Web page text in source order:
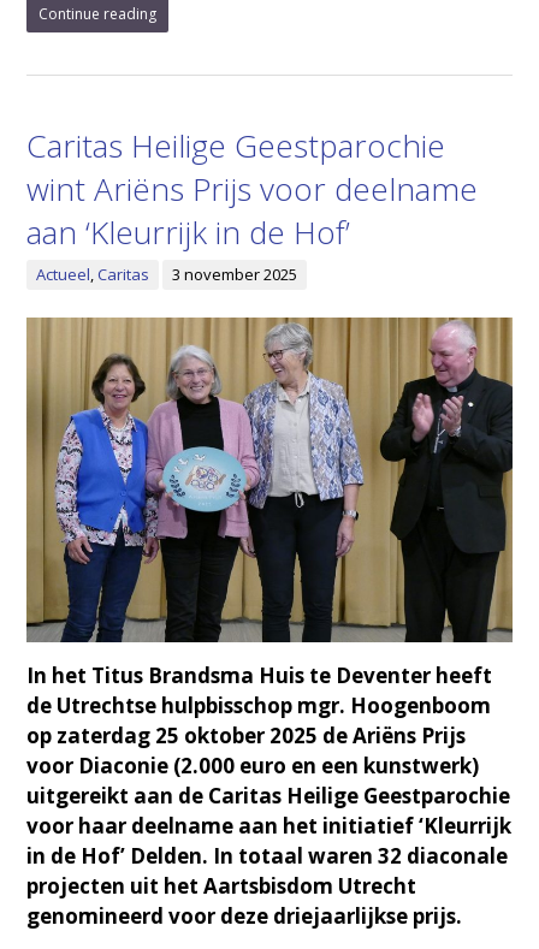
Continue reading
Caritas Heilige Geestparochie
wint Ariëns Prijs voor deelname
aan ‘Kleurrijk in de Hof’
Actueel,Caritas 3 november 2025
In het Titus Brandsma Huis te Deventer heeft
de Utrechtse hulpbisschop mgr. Hoogenboom
op zaterdag 25 oktober 2025 de Ariëns Prijs
voor Diaconie (2.000 euro en een kunstwerk)
uitgereikt aan de Caritas Heilige Geestparochie
voor haar deelname aan het initiatief ‘Kleurrijk
in de Hof’ Delden. In totaal waren 32 diaconale
projecten uit het Aartsbisdom Utrecht
genomineerd voor deze driejaarlijkse prijs.